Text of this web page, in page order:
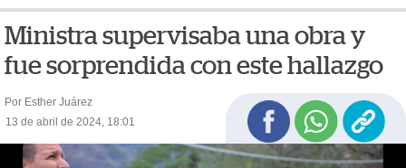
Ministra supervisaba una obra y
fue sorprendida con este hallazgo
Por Esther Juárez
13 de abril de 2024, 18:01